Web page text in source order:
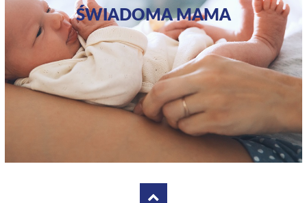
ŚWIADOMA MAMA